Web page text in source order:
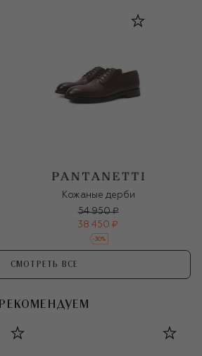
Кожаные дерби
54 950 ₽
38 450 ₽
-30%
СМОТРЕТЬ ВСЕ
РЕКОМЕНДУЕМ